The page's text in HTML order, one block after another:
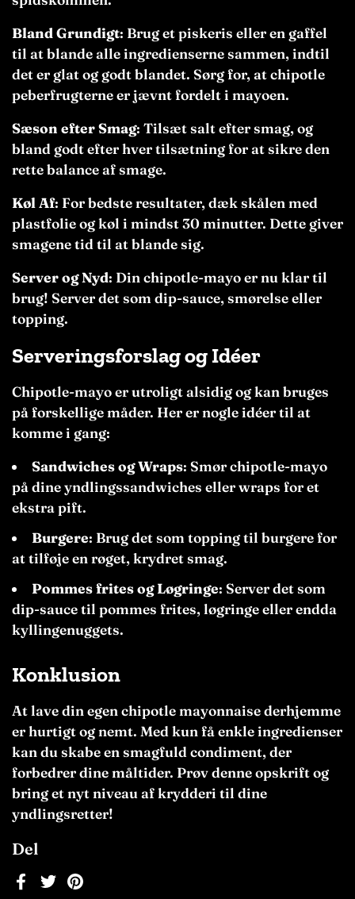
Del
Facebook
TwitterPinterest
Bland Grundigt: Brug et piskeris eller en gaffel
til at blande alle ingredienserne sammen, indtil
det er glat og godt blandet. Sørg for, at chipotle
peberfrugterne er jævnt fordelt i mayoen.
Sæson efter Smag: Tilsæt salt efter smag, og
bland godt efter hver tilsætning for at sikre den
rette balance af smage.
Køl Af: For bedste resultater, dæk skålen med
plastfolie og køl i mindst 30 minutter. Dette giver
smagene tid til at blande sig.
Server og Nyd: Din chipotle-mayo er nu klar til
brug! Server det som dip-sauce, smørelse eller
topping.
Serveringsforslag og Idéer
Chipotle-mayo er utroligt alsidig og kan bruges
på forskellige måder. Her er nogle idéer til at
komme i gang:
Sandwiches og Wraps: Smør chipotle-mayo
på dine yndlingssandwiches eller wraps for et
ekstra pift.
Burgere: Brug det som topping til burgere for
at tilføje en røget, krydret smag.
Pommes frites og Løgringe: Server det som
dip-sauce til pommes frites, løgringe eller endda
kyllingenuggets.
Konklusion
At lave din egen chipotle mayonnaise derhjemme
er hurtigt og nemt. Med kun få enkle ingredienser
kan du skabe en smagfuld condiment, der
forbedrer dine måltider. Prøv denne opskrift og
bring et nyt niveau af krydderi til dine
yndlingsretter!